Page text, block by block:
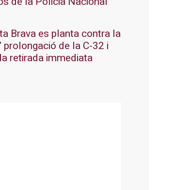
Brava es planta contra la
prolongació de la C-32 i
retirada immediata